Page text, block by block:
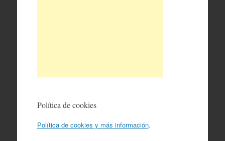
Política de cookies
Política de cookies y más información.